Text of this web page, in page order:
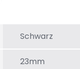
Schwarz
23mm